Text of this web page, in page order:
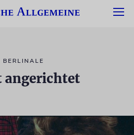
BERLINALE
angerichtet